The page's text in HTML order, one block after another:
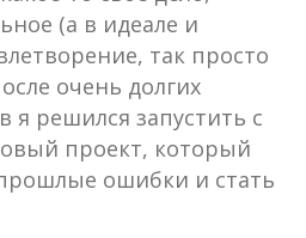
(а в идеале и
так просто
очень долгих
я решился запустить с
проект, который
ошибки и стать